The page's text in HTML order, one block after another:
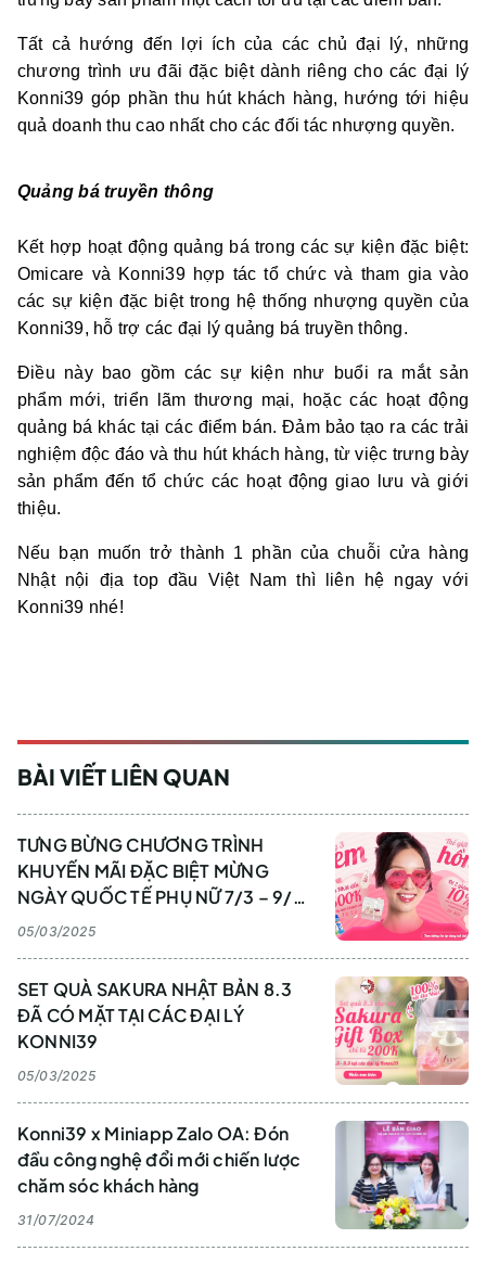
Tất cả hướng đến lợi ích của các chủ đại lý, những
chương trình ưu đãi đặc biệt dành riêng cho các đại lý
Konni39 góp phần thu hút khách hàng, hướng tới hiệu
quả doanh thu cao nhất cho các đối tác nhượng quyền.
Quảng bá truyền thông
Kết hợp hoạt động quảng bá trong các sự kiện đặc biệt:
Omicare và Konni39 hợp tác tổ chức và tham gia vào
các sự kiện đặc biệt trong hệ thống nhượng quyền của
Konni39, hỗ trợ các đại lý quảng bá truyền thông.
Điều này bao gồm các sự kiện như buổi ra mắt sản
phẩm mới, triển lãm thương mại, hoặc các hoạt động
quảng bá khác tại các điểm bán. Đảm bảo tạo ra các trải
nghiệm độc đáo và thu hút khách hàng, từ việc trưng bày
sản phẩm đến tổ chức các hoạt động giao lưu và giới
thiệu.
Nếu bạn muốn trở thành 1 phần của chuỗi cửa hàng
Nhật nội địa top đầu Việt Nam thì liên hệ ngay với
Konni39 nhé!
BÀI VIẾT LIÊN QUAN
TƯNG BỪNG CHƯƠNG TRÌNH
KHUYẾN MÃI ĐẶC BIỆT MỪNG
NGÀY QUỐC TẾ PHỤ NỮ 7/3 – 9/3
TẠI KONNI39
05/03/2025
SET QUÀ SAKURA NHẬT BẢN 8.3
ĐÃ CÓ MẶT TẠI CÁC ĐẠI LÝ
KONNI39
05/03/2025
Konni39 x Miniapp Zalo OA: Đón
đầu công nghệ đổi mới chiến lược
chăm sóc khách hàng
31/07/2024